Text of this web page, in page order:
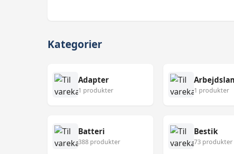
Kategorier
Adapter
1 produkter 1 produkter
Batteri
388 produkter
Bestik
73 produkter